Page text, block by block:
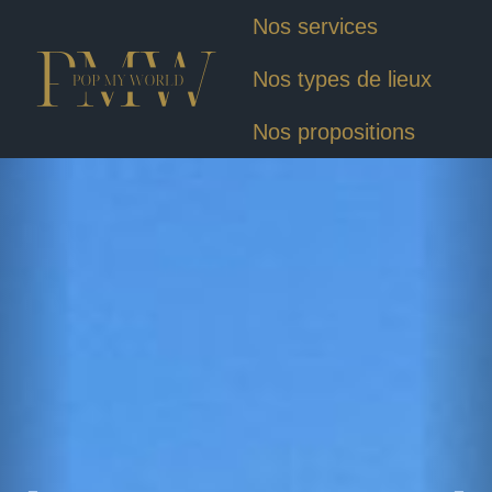
Nos services
Nos types de lieux
Nos propositions